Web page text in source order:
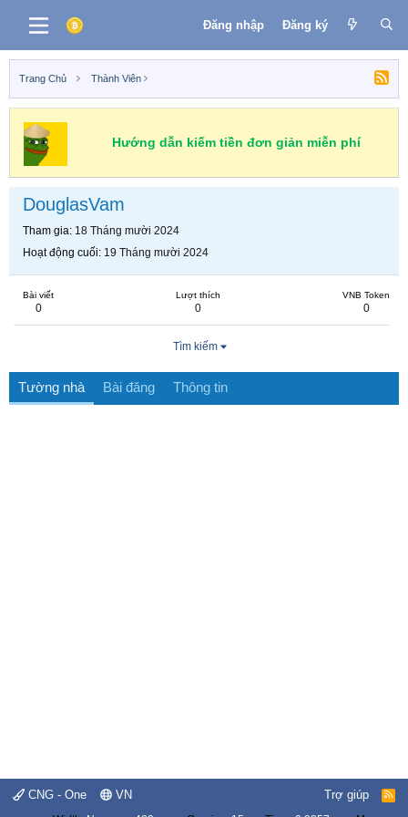
Đăng nhập Đăng ký
Trang Chủ Thành Viên
Hướng dẫn kiếm tiền đơn giản miễn phí
DouglasVam
Tham gia 18 Tháng mười 2024
Hoạt động cuối 19 Tháng mười 2024
Bài viết
0
Lượt thích
0
VNB Token
0
Tìm kiếm
Tường nhà Bài đăng Thông tin
CNG - One VN Trợ giúp
R